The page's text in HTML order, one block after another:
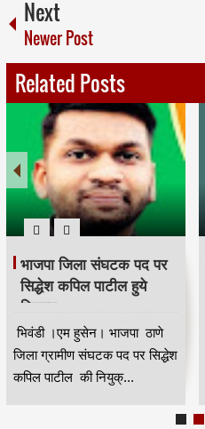
Next
Newer Post
Related Posts
भाजपा जिला संघटक पद पर
सिद्धेश कपिल पाटील हुये
नियुक्त
भिवंडी ।एम हुसेन। भाजपा ठाणे
जिला ग्रामीण संघटक पद पर सिद्धेश
कपिल पाटील की नियुक्...